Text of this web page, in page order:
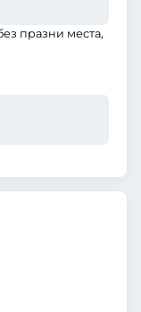
празни места,